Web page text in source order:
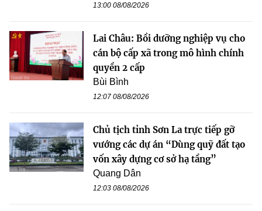
13:00 08/08/2026
Lai Châu: Bồi dưỡng nghiệp vụ cho
cán bộ cấp xã trong mô hình chính
quyền 2 cấp
Bùi Bình
12:07 08/08/2026
Chủ tịch tỉnh Sơn La trực tiếp gỡ
vướng các dự án “Dùng quỹ đất tạo
vốn xây dựng cơ sở hạ tầng”
Quang Dân
12:03 08/08/2026